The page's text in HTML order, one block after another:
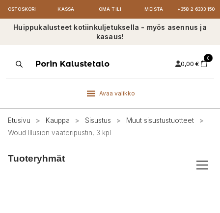
OSTOSKORI KASSA OMA TILI MEISTÄ +358 2 6333 150
Huippukalusteet kotiinkuljetuksella - myös asennus ja
kasaus!
ProductsPorin Kalustetalo 0,00 €
0
Avaa valikko
Etusivu > Kauppa > Sisustus > Muut sisustustuotteet
>
Woud Illusion vaateripustin, 3 kpl
Tuoteryhmät